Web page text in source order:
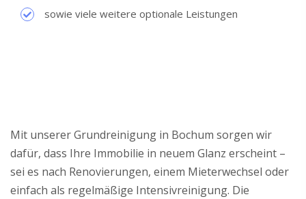
sowie viele weitere optionale Leistungen
Mit unserer Grundreinigung in Bochum sorgen wir
dafür, dass Ihre Immobilie in neuem Glanz erscheint –
sei es nach Renovierungen, einem Mieterwechsel oder
einfach als regelmäßige Intensivreinigung. Die